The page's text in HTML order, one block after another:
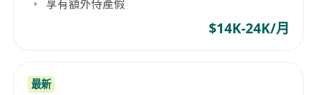
計算基礎設施，3、熟悉香港電訊條例同亞太數據私
隱法規（如PDPO、GDPR影響）。
5、流利中英文溝通能力，熟悉香港電信同雲計算客
享有額外侍產假
$14K-24K/月
最新